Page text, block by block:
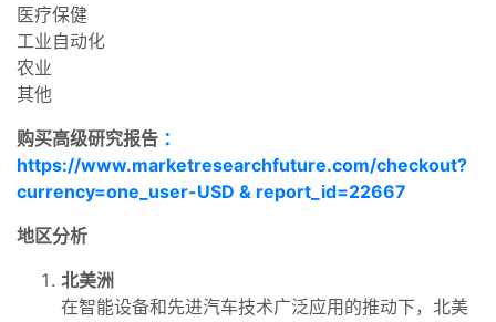
医疗保健
工业自动化
农业
其他
购买高级研究报告 ：
https://www.marketresearchfuture.com/checkout?
currency=one_user-USD & report_id=22667
地区分析
北美洲
在智能设备和先进汽车技术广泛应用的推动下，北美